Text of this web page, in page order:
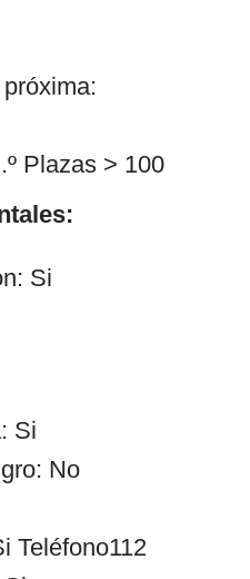
Plazas > 100
Si
Si
No
Teléfono112